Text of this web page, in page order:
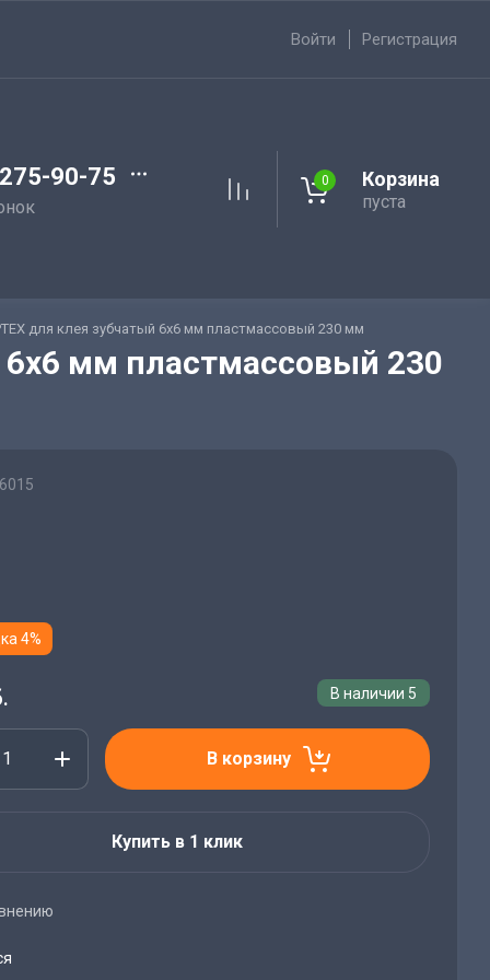
Войти Регистрация
90-75 0 Корзина
пуста
для клея зубчатый 6х6 мм пластмассовый 230 мм
мм пластмассовый 230
4%
В наличии 5
В корзину
Купить в 1 клик